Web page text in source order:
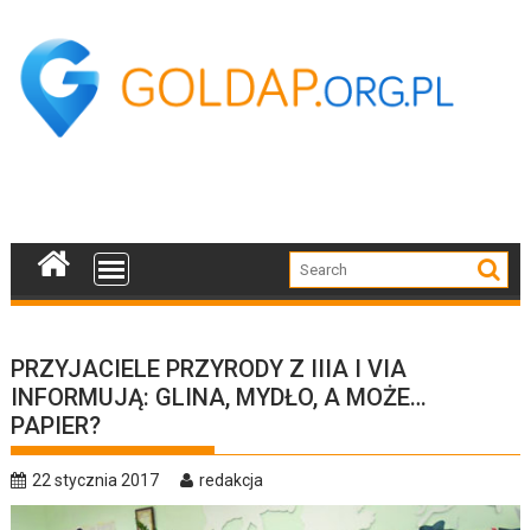
content
PRZYJACIELE PRZYRODY Z IIIA I VIA
INFORMUJĄ: GLINA, MYDŁO, A MOŻE…
PAPIER?
22 stycznia 2017 redakcja